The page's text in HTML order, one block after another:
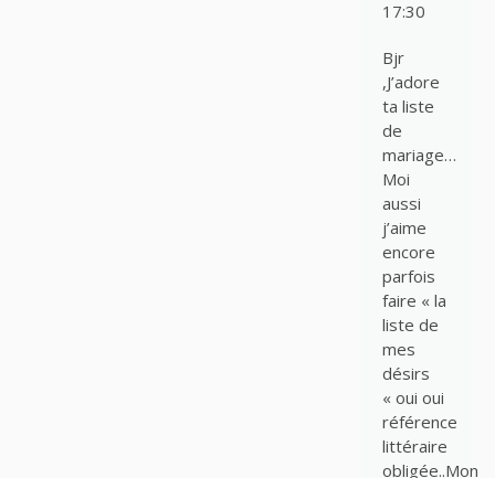
17:30
Bjr
,J’adore
ta liste
de
mariage…
Moi
aussi
j’aime
encore
parfois
faire « la
liste de
mes
désirs
« oui oui
référence
littéraire
obligée..Mon